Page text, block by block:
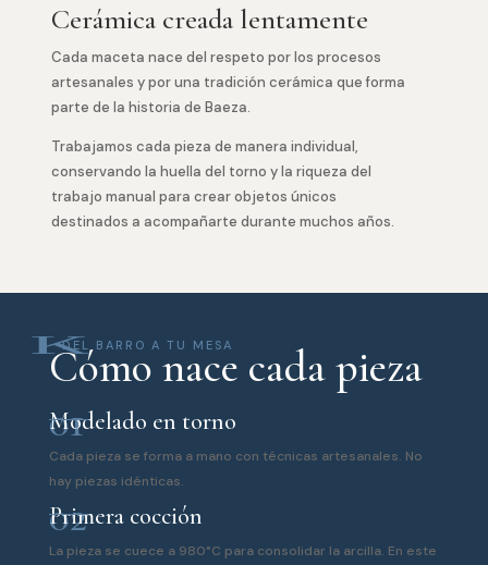
Cerámica creada lentamente
Cada maceta nace del respeto por los procesos
artesanales y por una tradición cerámica que forma
parte de la historia de Baeza.
Trabajamos cada pieza de manera individual,
conservando la huella del torno y la riqueza del
trabajo manual para crear objetos únicos
destinados a acompañarte durante muchos años.
KDEL BARRO A TU MESA
Cómo nace cada pieza
01
Modelado en torno
Cada pieza se forma a mano con técnicas artesanales. No
hay piezas idénticas.
02
Primera cocción
La pieza se cuece a 980°C para consolidar la arcilla. En este